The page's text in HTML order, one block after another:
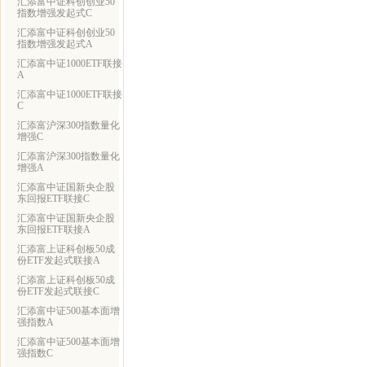
指数增强发起式C
汇添富中证科创创业50
指数增强发起式A
汇添富中证1000ETF联接
A
汇添富中证1000ETF联接
C
汇添富沪深300指数量化
增强C
汇添富沪深300指数量化
增强A
汇添富中证国新央企股
东回报ETF联接C
汇添富中证国新央企股
东回报ETF联接A
汇添富上证科创板50成
份ETF发起式联接A
汇添富上证科创板50成
份ETF发起式联接C
汇添富中证500基本面增
强指数A
汇添富中证500基本面增
强指数C